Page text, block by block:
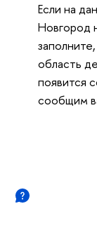
Если на
Новгород
область
появится
сообщим